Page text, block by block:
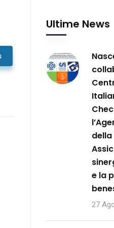
Ultime News
della
e la
27